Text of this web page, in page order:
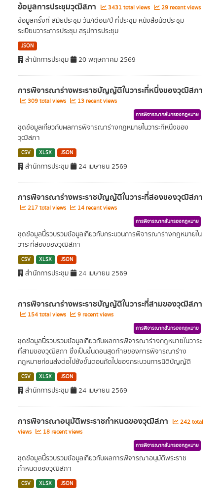
ข้อมูลการประชุมวุฒิสภา 3431 total views 29 recent views
ข้อมูลครั้งที่ สมัยประชุม วัน/เดือน/ปี ที่ประชุม หนังสือนัดประชุม
ระเบียบวาระการประชุม สรุปการประชุม
JSON
สำนักการประชุม 20 พฤษภาคม 2569
การพิจารณาร่างพระราชบัญญัติในวาระที่หนึ่งของวุฒิสภา
309 total views 13 recent views
การพิจารณากลั่นกรองกฎหมาย
ชุดข้อมูลเกี่ยวกับผลการพิจารณาร่างกฎหมายในวาระที่หนึ่งของ
วุฒิสภา
CSV XLSX JSON
สำนักการประชุม 24 เมษายน 2569
การพิจารณาร่างพระราชบัญญัติในวาระที่สองของวุฒิสภา
217 total views 14 recent views
การพิจารณากลั่นกรองกฎหมาย
ชุดข้อมูลนี้รวบรวมข้อมูลเกี่ยวกับกระบวนการพิจารณาร่างกฎหมายใน
วาระที่สองของวุฒิสภา
CSV XLSX JSON
สำนักการประชุม 24 เมษายน 2569
การพิจารณาร่างพระราชบัญญัติในวาระที่สามของวุฒิสภา
154 total views 9 recent views
การพิจารณากลั่นกรองกฎหมาย
ชุดข้อมูลนี้รวบรวมข้อมูลเกี่ยวกับผลการพิจารณาร่างกฎหมายในวาระ
ที่สามของวุฒิสภา ซึ่งเป็นขั้นตอนสุดท้ายของการพิจารณาร่าง
กฎหมายก่อนส่งต่อไปยังขั้นตอนถัดไปของกระบวนการนิติบัญญัติ
CSV XLSX JSON
สำนักการประชุม 24 เมษายน 2569
การพิจารณาอนุมัติพระราชกำหนดของวุฒิสภา
242 total
views
18 recent views
การพิจารณากลั่นกรองกฎหมาย
ชุดข้อมูลนี้รวบรวมข้อมูลเกี่ยวกับผลการพิจารณาอนุมัติพระราช
กำหนดของวุฒิสภา
CSV XLSX JSON